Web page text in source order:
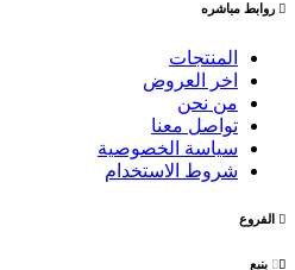
روابط مباشره
المنتجات
اخر العروض
من نحن
تواصل معنا
سياسة الخصوصية
شروط الاستخدام
الفروع
ينبع